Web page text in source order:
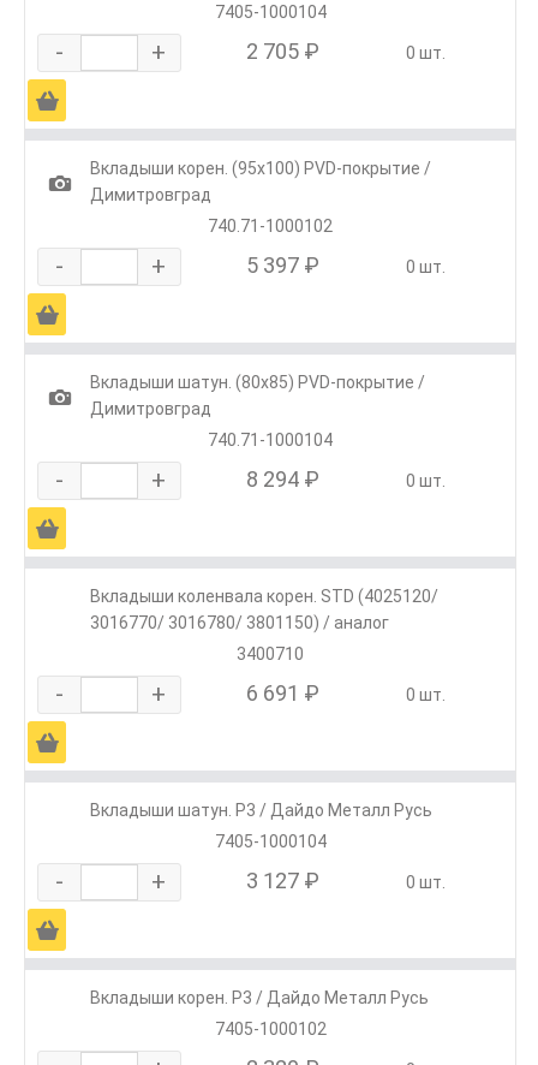
7405-1000104
- + 2 705 ₽ 0 шт.
Ä
1
Вкладыши корен. (95х100) PVD-покрытие /
Димитровград
740.71-1000102
- + 5 397 ₽ 0 шт.
Ä
1
Вкладыши шатун. (80х85) PVD-покрытие /
Димитровград
740.71-1000104
- + 8 294 ₽ 0 шт.
Ä
Вкладыши коленвала корен. STD (4025120/
3016770/ 3016780/ 3801150) / аналог
3400710
- + 6 691 ₽ 0 шт.
Ä
Вкладыши шатун. Р3 / Дайдо Металл Русь
7405-1000104
- + 3 127 ₽ 0 шт.
Ä
Вкладыши корен. Р3 / Дайдо Металл Русь
7405-1000102